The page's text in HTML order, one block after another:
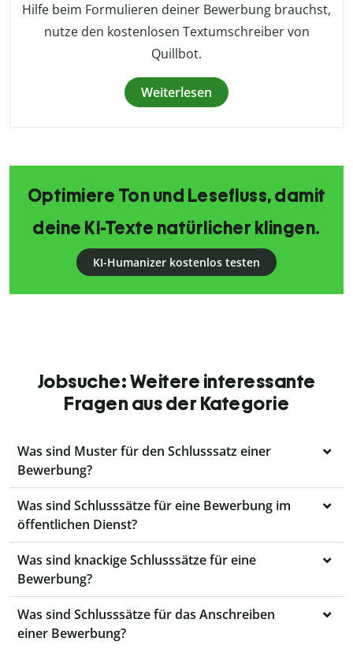
Hilfe beim Formulieren deiner Bewerbung brauchst,
nutze den kostenlosen Textumschreiber von
Quillbot.
Weiterlesen
Optimiere Ton und Lesefluss, damit
deine KI-Texte natürlicher klingen.
KI-Humanizer kostenlos testen
Jobsuche: Weitere interessante
Fragen aus der Kategorie
Was sind Muster für den Schlusssatz einer
Bewerbung?
Was sind Schlusssätze für eine Bewerbung im
öffentlichen Dienst?
Was sind knackige Schlusssätze für eine
Bewerbung?
Was sind Schlusssätze für das Anschreiben
einer Bewerbung?